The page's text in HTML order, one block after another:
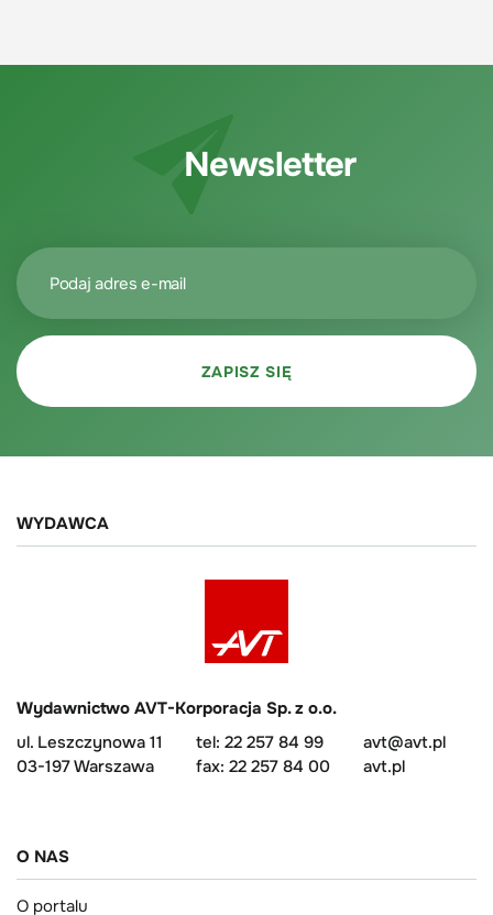
Newsletter
WYDAWCA
Wydawnictwo AVT-Korporacja Sp. z o.o.
ul. Leszczynowa 11
03-197 Warszawa
tel: 22 257 84 99
fax: 22 257 84 00
avt@avt.pl
avt.pl
O NAS
O portalu